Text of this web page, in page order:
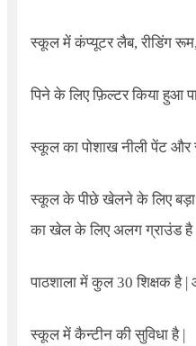
स्कूल में कंप्यूटर लैब, रीडिंग रूम,
पिने के लिए फ़िल्टर किया हुआ
स्कूल का पोशाख नीली पेंट और
स्कूल के पीछे खेलने के लिए बड़ा
का खेल के लिए अलग ग्राउंड है
पाठशाला में कुल 30 शिक्षक है |
स्कूल में कैन्टीन की सुविधा है |